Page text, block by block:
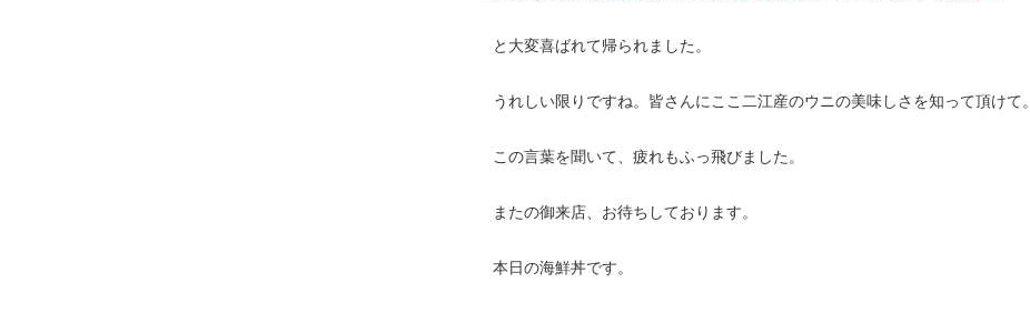
と大変喜ばれて帰られました。
うれしい限りですね。皆さんにここ二江産のウニの美味しさを知って頂けて。
この言葉を聞いて、疲れもふっ飛びました。
またの御来店、お待ちしております。
本日の海鮮丼です。